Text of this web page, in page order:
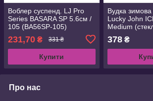
Воблер суспенд. LJ Pro
Series BASARA SP 5.6см /
105 (BA56SP-105)
231,70 ₴ 331 ₴
Купити
Вудка зимова
Lucky John
Medium
378₴
Про нас